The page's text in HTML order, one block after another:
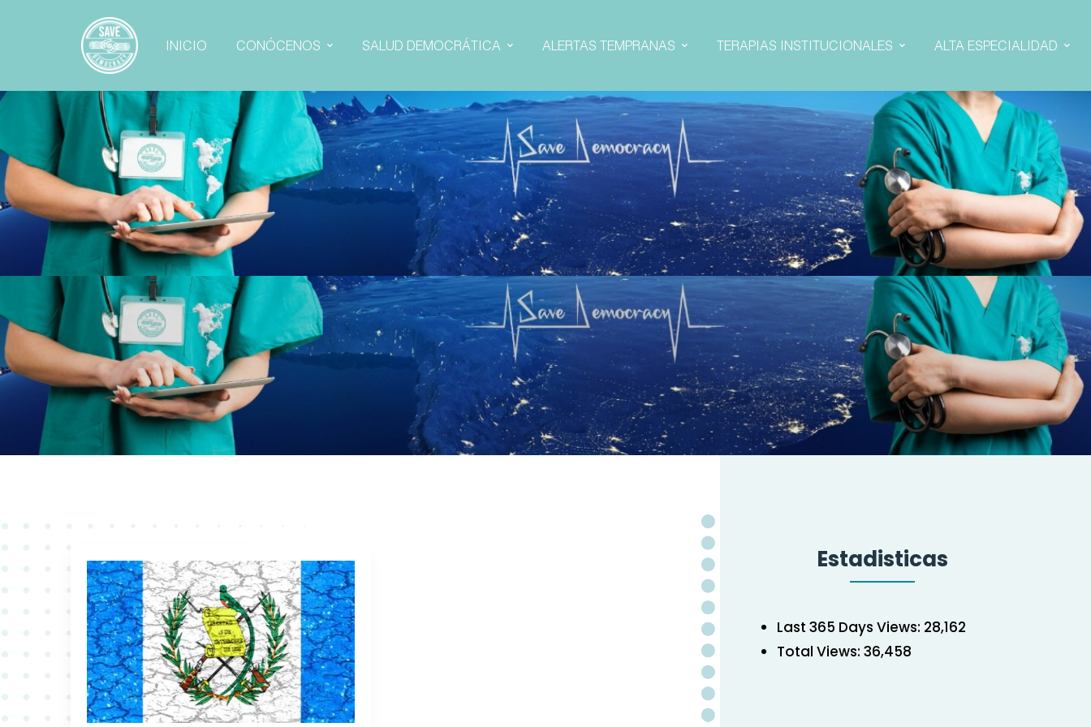
INICIO CONÓCENOS SALUD DEMOCRÁTICA ALERTAS TEMPRANAS TERAPIAS INSTITUCIONALES ALTA ESPECIALIDAD
Estadisticas
Last 365 Days Views: 28,162
Total Views: 36,458